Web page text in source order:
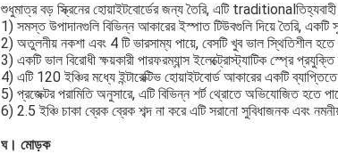
শুধুমাত্র বড় স্ক্রিনের হোয়াইটবোর্ডের জন্য তৈরি, এটি
1) সমস্ত উপাদানগুলি বিভিন্ন আকারের ইস্পাত টিউবগুলি দিয়ে তৈরি, একটি
2) অতুলনীয় নকশা এবং 4 টি ভারসাম্য পায়ে, বেসটি খুব ভাল স্থিতিশীল হতে
3) একটি ভাল বিরোধী ক্ষয়কারী পারফরম্যান্স ইলেক্ট্রোস্ট্যাটিক স্প্রে
4) এটি 120 ইঞ্চির মধ্যে ইন্টারেক্টিভ হোয়াইটবোর্ড আকারের একটি
5) প্রজেক্টর পরামিতি অনুসারে, এটি বিভিন্ন শর্ট থ্রোতে অভিযোজিত হতে
6) 2.5 ইঞ্চি চাকা ব্রেক ব্রেক শব্দ না করে এটি সরানো সুবিধাজনক এবং
ঘ। মোড়ক